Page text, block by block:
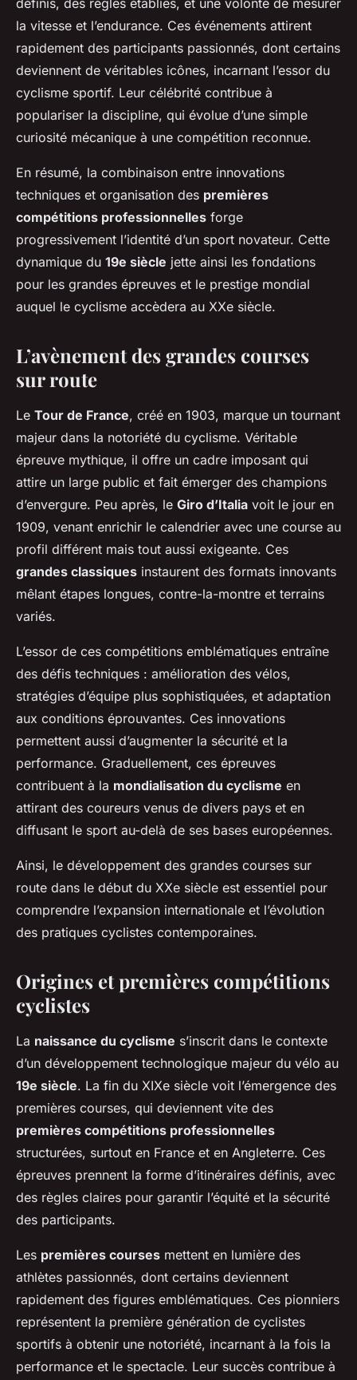
définis, des règles établies, et une volonté de mesurer
la vitesse et l’endurance. Ces événements attirent
rapidement des participants passionnés, dont certains
deviennent de véritables icônes, incarnant l’essor du
cyclisme sportif. Leur célébrité contribue à
populariser la discipline, qui évolue d’une simple
curiosité mécanique à une compétition reconnue.
En résumé, la combinaison entre innovations
techniques et organisation des premières
compétitions professionnelles forge
progressivement l’identité d’un sport novateur. Cette
dynamique du 19e siècle jette ainsi les fondations
pour les grandes épreuves et le prestige mondial
auquel le cyclisme accèdera au XXe siècle.
L’avènement des grandes courses
sur route
Le Tour de France, créé en 1903, marque un tournant
majeur dans la notoriété du cyclisme. Véritable
épreuve mythique, il offre un cadre imposant qui
attire un large public et fait émerger des champions
d’envergure. Peu après, le Giro d’Italia voit le jour en
1909, venant enrichir le calendrier avec une course au
profil différent mais tout aussi exigeante. Ces
grandes classiques instaurent des formats innovants
mêlant étapes longues, contre-la-montre et terrains
variés.
L’essor de ces compétitions emblématiques entraîne
des défis techniques : amélioration des vélos,
stratégies d’équipe plus sophistiquées, et adaptation
aux conditions éprouvantes. Ces innovations
permettent aussi d’augmenter la sécurité et la
performance. Graduellement, ces épreuves
contribuent à la mondialisation du cyclisme en
attirant des coureurs venus de divers pays et en
diffusant le sport au-delà de ses bases européennes.
Ainsi, le développement des grandes courses sur
route dans le début du XXe siècle est essentiel pour
comprendre l’expansion internationale et l’évolution
des pratiques cyclistes contemporaines.
Origines et premières compétitions
cyclistes
La naissance du cyclisme s’inscrit dans le contexte
d’un développement technologique majeur du vélo au
19e siècle. La fin du XIXe siècle voit l’émergence des
premières courses, qui deviennent vite des
premières compétitions professionnelles
structurées, surtout en France et en Angleterre. Ces
épreuves prennent la forme d’itinéraires définis, avec
des règles claires pour garantir l’équité et la sécurité
des participants.
Les premières courses mettent en lumière des
athlètes passionnés, dont certains deviennent
rapidement des figures emblématiques. Ces pionniers
représentent la première génération de cyclistes
sportifs à obtenir une notoriété, incarnant à la fois la
performance et le spectacle. Leur succès contribue à